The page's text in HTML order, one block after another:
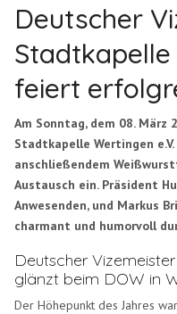
Deutscher
Stadtkapelle
feiert
Am Sonntag, dem 08. März
Stadtkapelle Wertingen
anschließendem
Austausch ein. Präsident
Anwesenden, und Markus
charmant und humorvoll
Deutscher
glänzt beim DOW in
Der Höhepunkt des Jahres